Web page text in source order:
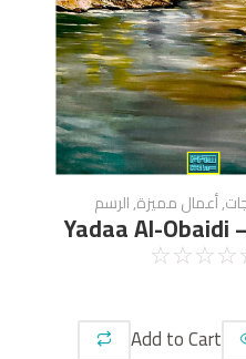
,أعمال مميزة,الرسم
Yadaa Al-Obaidi
☆
☆
☆
☆
Add to Cart